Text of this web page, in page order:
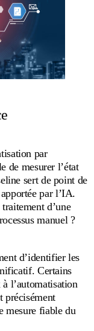
par
de mesurer l’état
sert de point de
par l’IA.
d’une
manuel ?
d’identifier les
Certains
l’automatisation
précisément
mesure fiable du